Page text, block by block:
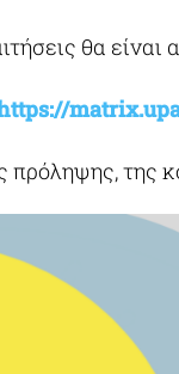
θα είναι
πρόληψης, της